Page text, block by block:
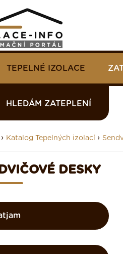
TEPELNÉ IZOLACE
HLEDÁM ZATEPLENÍ
› Katalog Tepelných izolací ›
DESKY